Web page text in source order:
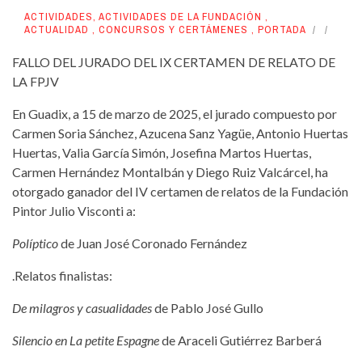
ACTIVIDADES, ACTIVIDADES DE LA FUNDACIÓN ,
ACTUALIDAD , CONCURSOS Y CERTÁMENES , PORTADA
FALLO DEL JURADO DEL IX CERTAMEN DE RELATO DE
LA FPJV
En Guadix, a 15 de marzo de 2025, el jurado compuesto por
Carmen Soria Sánchez, Azucena Sanz Yagüe, Antonio Huertas
Huertas, Valia García Simón, Josefina Martos Huertas,
Carmen Hernández Montalbán y Diego Ruiz Valcárcel, ha
otorgado ganador del IV certamen de relatos de la Fundación
Pintor Julio Visconti a:
Polípticode Juan José Coronado Fernández
.Relatos finalistas:
De milagros y casualidadesde Pablo José Gullo
Silencio en La petite Espagnede Araceli Gutiérrez Barberá